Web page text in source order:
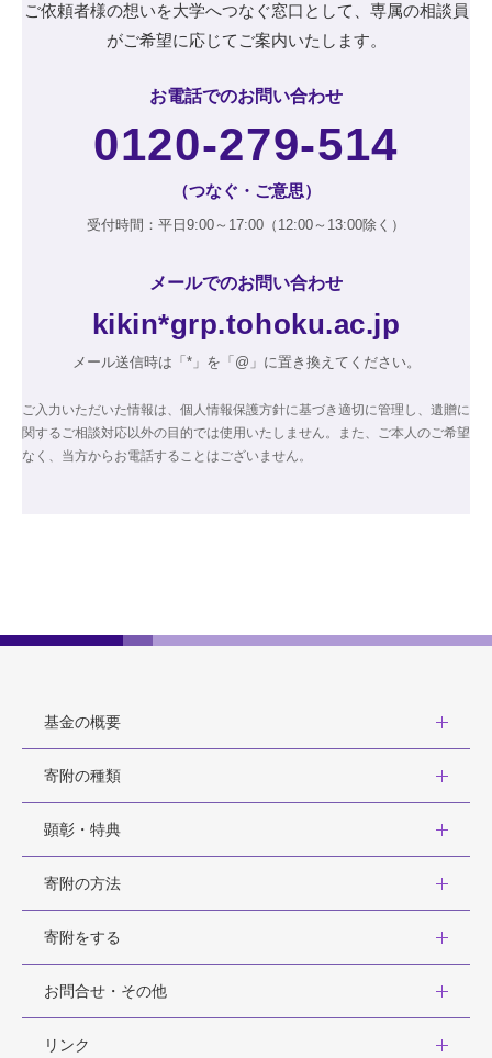
ご依頼者様の想いを大学へつなぐ窓口として、専属の相談員
がご希望に応じてご案内いたします。
お電話でのお問い合わせ
0120-279-514
（つなぐ・ご意思）
受付時間：平日9:00～17:00（12:00～13:00除く）
メールでのお問い合わせ
kikin*grp.tohoku.ac.jp
メール送信時は「*」を「@」に置き換えてください。
ご入力いただいた情報は、個人情報保護方針に基づき適切に管理し、遺贈に
関するご相談対応以外の目的では使用いたしません。また、ご本人のご希望
なく、当方からお電話することはございません。
基金の概要
寄附の種類
顕彰・特典
寄附の方法
寄附をする
お問合せ・その他
リンク